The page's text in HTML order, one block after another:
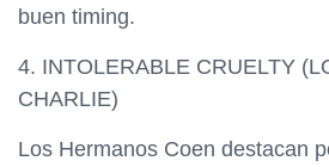
buen timing.
4. INTOLERABLE CRUELTY
CHARLIE)
Los Hermanos Coen destacan